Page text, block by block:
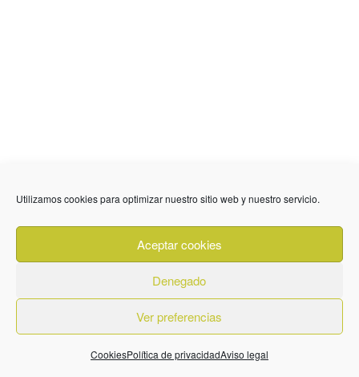
Utilizamos cookies para optimizar nuestro sitio web y nuestro servicio.
Aceptar cookies
Denegado
Ver preferencias
CookiesPolítica de privacidadAviso legal